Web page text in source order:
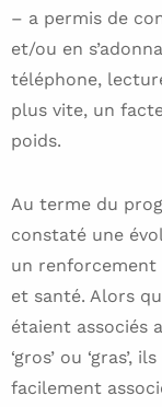
– a permis de
et/ou en
téléphone,
plus vite, un
poids.
Au terme du
constaté une
un renforcement
et santé. Alors
étaient associés
‘gros’ ou
facilement